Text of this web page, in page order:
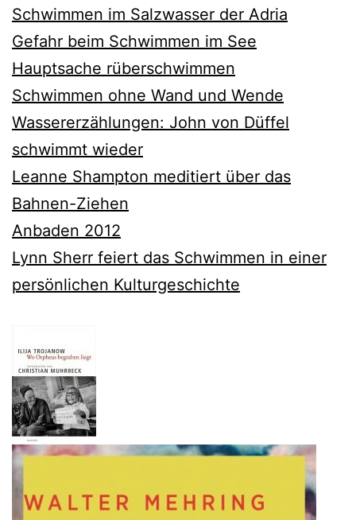
Schwimmen im Salzwasser der Adria
Gefahr beim Schwimmen im See
Hauptsache rüberschwimmen
Schwimmen ohne Wand und Wende
Wassererzählungen: John von Düffel
schwimmt wieder
Leanne Shampton meditiert über das
Bahnen-Ziehen
Anbaden 2012
Lynn Sherr feiert das Schwimmen in einer
persönlichen Kulturgeschichte